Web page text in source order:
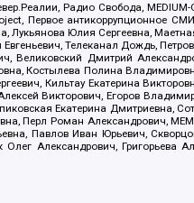
Радио Свобода,
Первое антикоррупционное
Юлия Сергеевна,
Телеканал Дождь,
Великовский Дмитрий
Костылева Полина
Кильтау Екатерина
Викторович, Егоров
Екатерина Дмитриевна,
Перл Роман Александрович,
Павлов Иван Юрьевич,
Александрович, Григорьева